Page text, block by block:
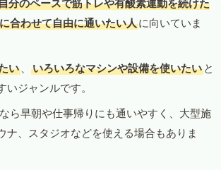
分のペースで筋トレや有酸素運動を続けた
合わせて自由に通いたい人に向いていま
い 、 いろいろなマシンや設備を使いたい と
ジャンルです。
ら早朝や仕事帰りにも通いやすく、大型施
ナ、スタジオなどを使える場合もありま